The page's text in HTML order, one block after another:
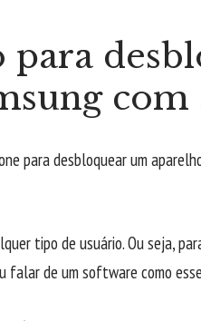
para
com
para desbloquear um
tipo de usuário. Ou seja,
falar de um software como